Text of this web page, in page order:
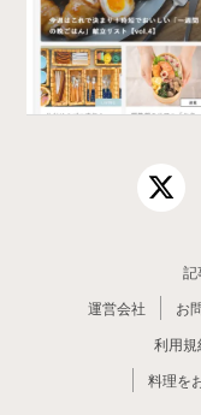
記
運営会社
お
利用規
料理を